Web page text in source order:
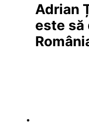
Adrian
este să